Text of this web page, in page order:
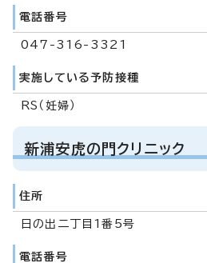
電話番号
047-316-3321
実施している予防接種
RS（妊婦）
新浦安虎の門クリニック
住所
日の出二丁目1番5号
電話番号